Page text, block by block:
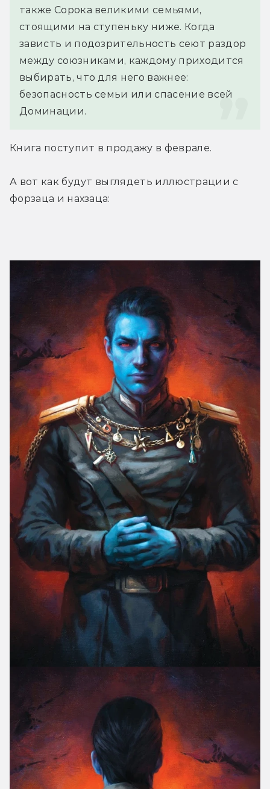
также Сорока великими семьями,
стоящими на ступеньку ниже. Когда
зависть и подозрительность сеют раздор
между союзниками, каждому приходится
выбирать, что для него важнее:
безопасность семьи или спасение всей
Доминации.
Книга поступит в продажу в феврале.
А вот как будут выглядеть иллюстрации с
форзаца и нахзаца: